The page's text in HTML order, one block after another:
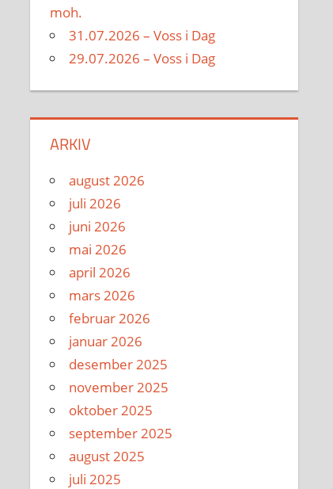
moh.
31.07.2026 – Voss i Dag
29.07.2026 – Voss i Dag
ARKIV
august 2026
juli 2026
juni 2026
mai 2026
april 2026
mars 2026
februar 2026
januar 2026
desember 2025
november 2025
oktober 2025
september 2025
august 2025
juli 2025